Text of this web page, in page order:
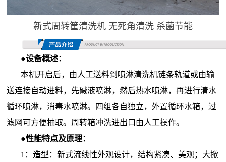
新式周转筐清洗机 无死角清洗 杀菌节能
●设备概述：
本机开启后，由人工送料到喷淋清洗机链条轨道或由输
送连接自动进料，先碱液喷淋，然后热水喷淋，再进行清水
循环喷淋，消毒水喷淋。四组各自独立，外置循环水箱，过
滤网可方便抽取。周转箱冲洗进出口由人工操作。
●性能特点及原理：
1：造型：新式流线性外观设计，结构紧凑、美观；大掀